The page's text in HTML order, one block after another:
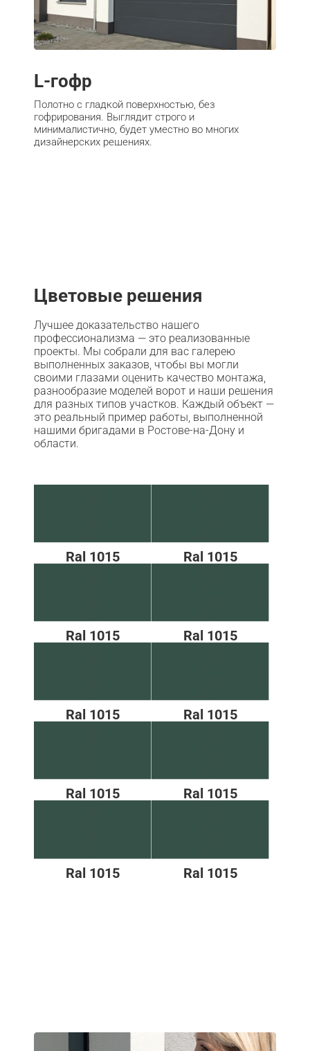
L-гофр
Полотно с гладкой поверхностью, без
гофрирования. Выглядит строго и
минималистично, будет уместно во многих
дизайнерских решениях.
Цветовые решения
Лучшее доказательство нашего
профессионализма — это реализованные
проекты. Мы собрали для вас галерею
выполненных заказов, чтобы вы могли
своими глазами оценить качество монтажа,
разнообразие моделей ворот и наши решения
для разных типов участков. Каждый объект —
это реальный пример работы, выполненной
нашими бригадами в Ростове-на-Дону и
области.
Ral 1015 Ral 1015
Ral 1015 Ral 1015
Ral 1015 Ral 1015
Ral 1015 Ral 1015
Ral 1015 Ral 1015